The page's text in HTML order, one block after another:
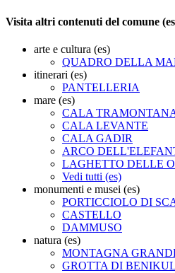
Visita altri contenuti del comune
arte e cultura (es)
QUADRO DELLA
itinerari (es)
PANTELLERIA
mare (es)
CALA
CALA LEVANTE
CALA GADIR
ARCO
LAGHETTO DELLE
Vedi tutti (es)
monumenti e musei (es)
PORTICCIOLO DI
CASTELLO
DAMMUSO
natura (es)
MONTAGNA
GROTTA DI